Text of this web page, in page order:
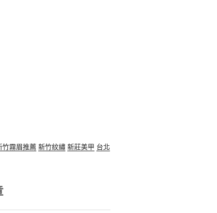
竹霧眉推薦 新竹紋繡 新莊美甲 台北